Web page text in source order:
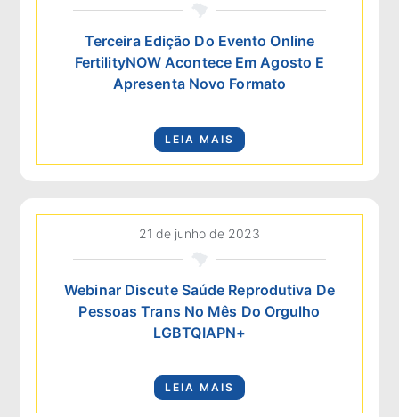
Terceira Edição Do Evento Online
FertilityNOW Acontece Em Agosto E
Apresenta Novo Formato
LEIA MAIS
21 de junho de 2023
Webinar Discute Saúde Reprodutiva De
Pessoas Trans No Mês Do Orgulho
LGBTQIAPN+
LEIA MAIS